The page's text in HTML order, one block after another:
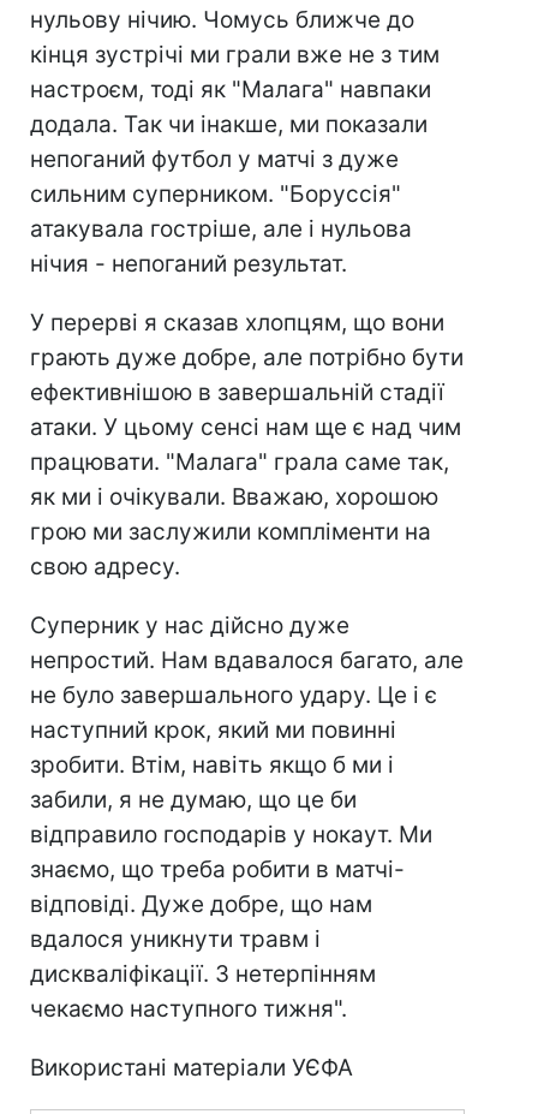
нульову нічию. Чомусь ближче до
кінця зустрічі ми грали вже не з тим
настроєм, тоді як "Малага" навпаки
додала. Так чи інакше, ми показали
непоганий футбол у матчі з дуже
сильним суперником. "Боруссія"
атакувала гостріше, але і нульова
нічия - непоганий результат.
У перерві я сказав хлопцям, що вони
грають дуже добре, але потрібно бути
ефективнішою в завершальній стадії
атаки. У цьому сенсі нам ще є над чим
працювати. "Малага" грала саме так,
як ми і очікували. Вважаю, хорошою
грою ми заслужили компліменти на
свою адресу.
Суперник у нас дійсно дуже
непростий. Нам вдавалося багато, але
не було завершального удару. Це і є
наступний крок, який ми повинні
зробити. Втім, навіть якщо б ми і
забили, я не думаю, що це би
відправило господарів у нокаут. Ми
знаємо, що треба робити в матчі-
відповіді. Дуже добре, що нам
вдалося уникнути травм і
дискваліфікації. З нетерпінням
чекаємо наступного тижня".
Використані матеріали УЄФА